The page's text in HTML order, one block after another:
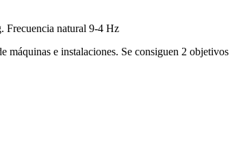
Frecuencia natural 9-4 Hz
máquinas e instalaciones. Se consiguen 2 objetivos